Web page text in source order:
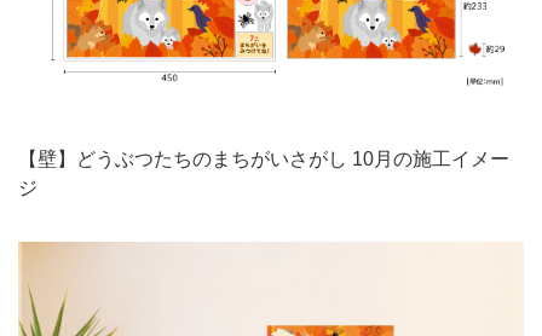
【壁】どうぶつたちのまちがいさがし 10月の施工イメー
ジ